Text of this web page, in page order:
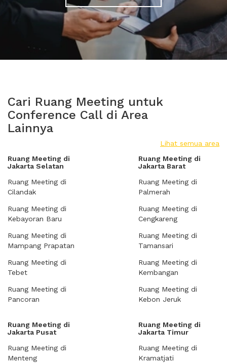
Cari Ruang Meeting untuk
Conference Call di Area
Lainnya
Lihat semua area
Ruang Meeting di
Jakarta Selatan
Ruang Meeting di
Cilandak
Ruang Meeting di
Kebayoran Baru
Ruang Meeting di
Mampang Prapatan
Ruang Meeting di
Tebet
Ruang Meeting di
Pancoran
Ruang Meeting di
Jakarta Barat
Ruang Meeting di
Palmerah
Ruang Meeting di
Cengkareng
Ruang Meeting di
Tamansari
Ruang Meeting di
Kembangan
Ruang Meeting di
Kebon Jeruk
Ruang Meeting di
Jakarta Pusat
Ruang Meeting di
Menteng
Ruang Meeting di
Jakarta Timur
Ruang Meeting di
Kramatjati